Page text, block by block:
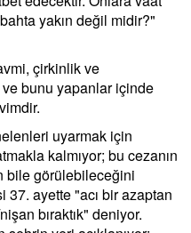
yakın değil midir?"
çirkinlik ve
ve bunu yapanlar içinde
uyarmak için
kalmıyor; bu cezanın
bile görülebileceğini
ayette "acı bir azaptan
bıraktık" deniyor.